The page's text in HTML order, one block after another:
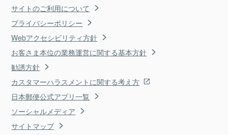
サイトのご利用について
プライバシーポリシー
Webアクセシビリティ方針
お客さま本位の業務運営に関する基本方針
勧誘方針
カスタマーハラスメントに関する考え方
日本郵便公式アプリ一覧
ソーシャルメディア
サイトマップ